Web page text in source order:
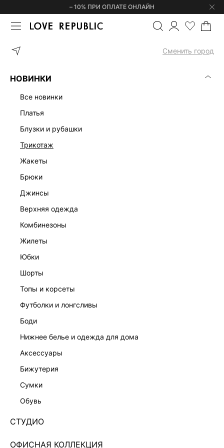
– 10% ПРИ ОПЛАТЕ ОНЛАЙН
Сменить город
НОВИНКИ
все новинки
платья
блузки и рубашки
трикотаж
жакеты
брюки
джинсы
верхняя одежда
комбинезоны
жилеты
юбки
шорты
топы и корсеты
футболки и лонгсливы
боди
нижнее белье и одежда для дома
аксессуары
бижутерия
сумки
обувь
СТУДИО
ОФИСНАЯ КОЛЛЕКЦИЯ
ГЛАВНАЯ ШИРОКИЕ ДЖИНСЫ
Нет в наличии
ЦВЕТ:СИНИЙ